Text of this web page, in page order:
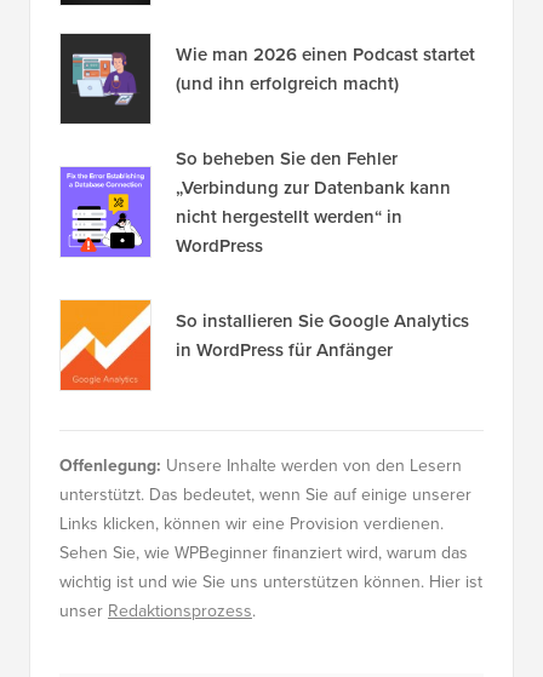
Wie man 2026 einen Podcast startet
(und ihn erfolgreich macht)
So beheben Sie den Fehler
„Verbindung zur Datenbank kann
nicht hergestellt werden“ in
WordPress
So installieren Sie Google Analytics
in WordPress für Anfänger
Offenlegung: Unsere Inhalte werden von den Lesern
unterstützt. Das bedeutet, wenn Sie auf einige unserer
Links klicken, können wir eine Provision verdienen.
Sehen Sie, wie WPBeginner finanziert wird, warum das
wichtig ist und wie Sie uns unterstützen können. Hier ist
unser Redaktionsprozess.